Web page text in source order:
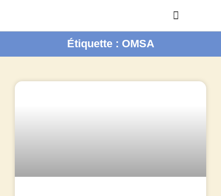
Étiquette : OMSA